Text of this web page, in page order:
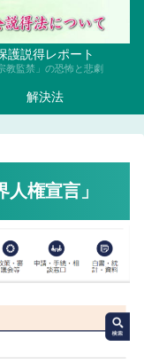
護説得レポート
教監禁」の恐怖と悲劇
解決法
権宣言」